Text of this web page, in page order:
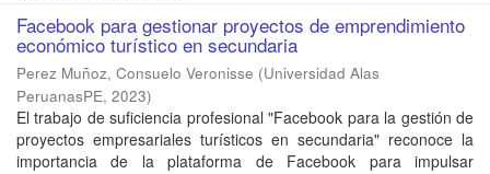
Facebook para gestionar proyectos de emprendimiento
económico turístico en secundaria
Perez Muñoz, Consuelo Veronisse (Universidad Alas
PeruanasPE, 2023)
El trabajo de suficiencia profesional "Facebook para la gestión de
proyectos empresariales turísticos en secundaria" reconoce la
importancia de la plataforma de Facebook para impulsar